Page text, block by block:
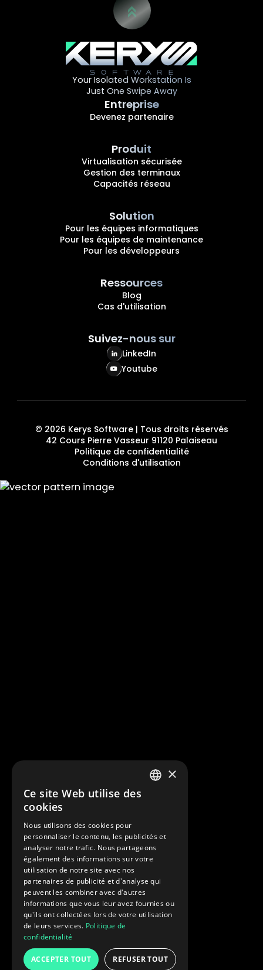
Your Isolated Workstation Is
Just One Swipe Away
Entreprise
Devenez partenaire
Produit
Virtualisation sécurisée
Gestion des terminaux
Capacités réseau
Solution
Pour les équipes informatiques
Pour les équipes de maintenance
Pour les développeurs
Ressources
Blog
Cas d'utilisation
Suivez-nous sur
LinkedIn
Youtube
© 2026 Kerys Software | Tous droits réservés
42 Cours Pierre Vasseur 91120 Palaiseau
Politique de confidentialité
Conditions d'utilisation
×
Ce site Web utilise des
cookies
Nous utilisons des cookies pour
personnaliser le contenu, les publicités et
analyser notre trafic. Nous partageons
également des informations sur votre
utilisation de notre site avec nos
partenaires de publicité et d'analyse qui
peuvent les combiner avec d'autres
informations que vous leur avez fournies ou
qu'ils ont collectées lors de votre utilisation
de leurs services. Politique de
confidentialité
ACCEPTER TOUT REFUSER TOUT